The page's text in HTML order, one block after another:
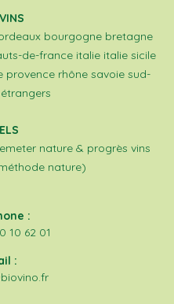
bourgogne bretagne
de-france italie italie sicile
provence rhône savoie sud-
nature & progrès vins
nature)
:
10 62 01
: